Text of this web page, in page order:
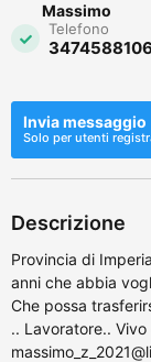
Massimo
Telefono
3474588106
Invia messaggio
Solo per utenti
Descrizione
Provincia di
anni che abbia
Che possa
.. Lavoratore..